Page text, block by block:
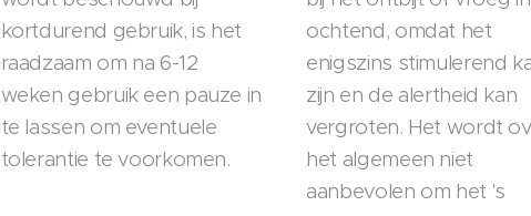
kortdurend gebruik, is het
raadzaam om na 6-12
weken gebruik een pauze in
te lassen om eventuele
tolerantie te voorkomen.
ochtend, omdat het
enigszins stimulerend
zijn en de alertheid kan
vergroten. Het wordt
het algemeen niet
aanbevolen om het 's